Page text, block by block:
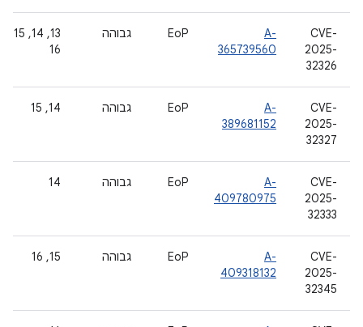
CVE-
2025-
32326
A-
365739560
EoP גבוהה
16
CVE-
2025-
32327
A-
389681152
EoP גבוהה ‫14, 15
CVE-
2025-
32333
A-
409780975
EoP גבוהה 14
CVE-
2025-
32345
A-
409318132
EoP גבוהה ‫15, 16